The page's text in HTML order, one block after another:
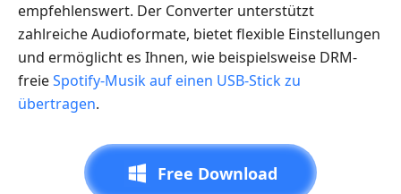
empfehlenswert. Der Converter unterstützt
zahlreiche Audioformate, bietet flexible Einstellungen
und ermöglicht es Ihnen, wie beispielsweise DRM-
freieSpotify-Musik auf einen USB-Stick zu
übertragen.
Free Download